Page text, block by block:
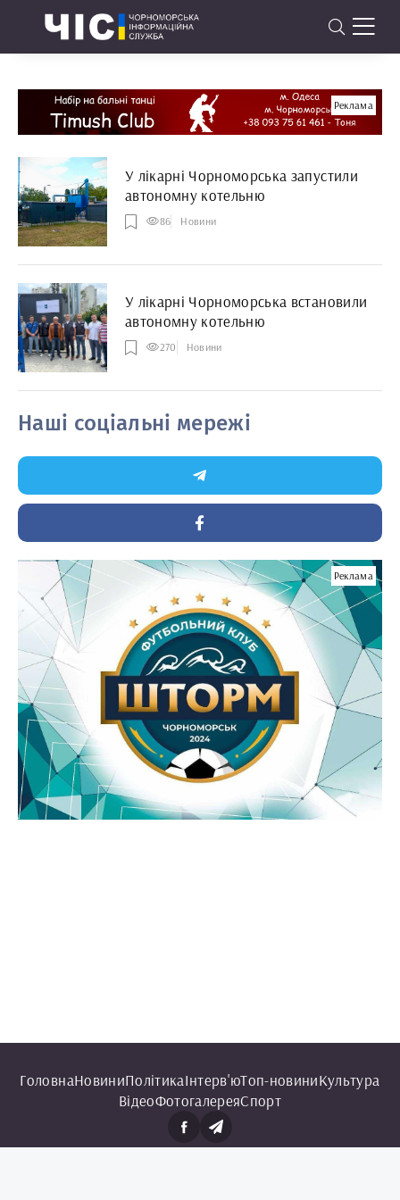
Реклама
У лікарні Чорноморська запустили
автономну котельню
86 Новини
У лікарні Чорноморська встановили
автономну котельню
270 Новини
Наші соціальні мережі
Реклама
ГоловнаНовиниПолітикаІнтерв'юТоп-новиниКультура
ВідеоФотогалереяСпорт